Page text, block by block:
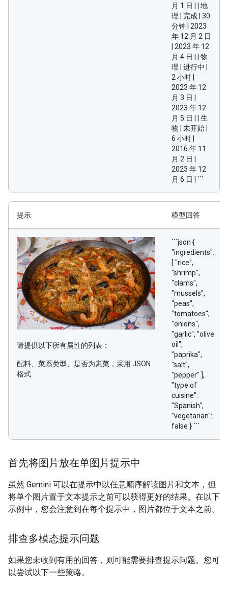
月 1 日 | | 地
理 | 完成 | 30
分钟 | 2023
年 12 月 2 日
| 2023 年 12
月 4 日 | | 物
理 | 进行中 |
2 小时 |
2023 年 12
月 3 日 |
2023 年 12
月 5 日 | | 生
物 | 未开始 |
6 小时 |
2016 年 11
月 2 日 |
2023 年 12
月 6 日 | ```
提示 模型回答
请提供以下所有属性的列表：
配料、菜系类型、是否为素菜，采用 JSON
格式
```json {
"ingredients":
[ "rice",
"shrimp",
"clams",
"mussels",
"peas",
"tomatoes",
"onions",
"garlic", "olive
oil",
"paprika",
"salt",
"pepper" ],
"type of
cuisine":
"Spanish",
"vegetarian":
false } ```
首先将图片放在单图片提示中
虽然 Gemini 可以在提示中以任意顺序解读图片和文本，但
将单个图片置于文本提示之前可以获得更好的结果。在以下
示例中，您会注意到在每个提示中，图片都位于文本之前。
排查多模态提示问题
如果您未收到有用的回答，则可能需要排查提示问题。您可
以尝试以下一些策略。